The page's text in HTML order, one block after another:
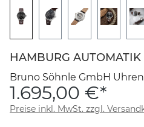
HAMBURG AUTOMATIK
Bruno Söhnle GmbH
1.695,00 €*
Preise inkl. MwSt. zzgl.